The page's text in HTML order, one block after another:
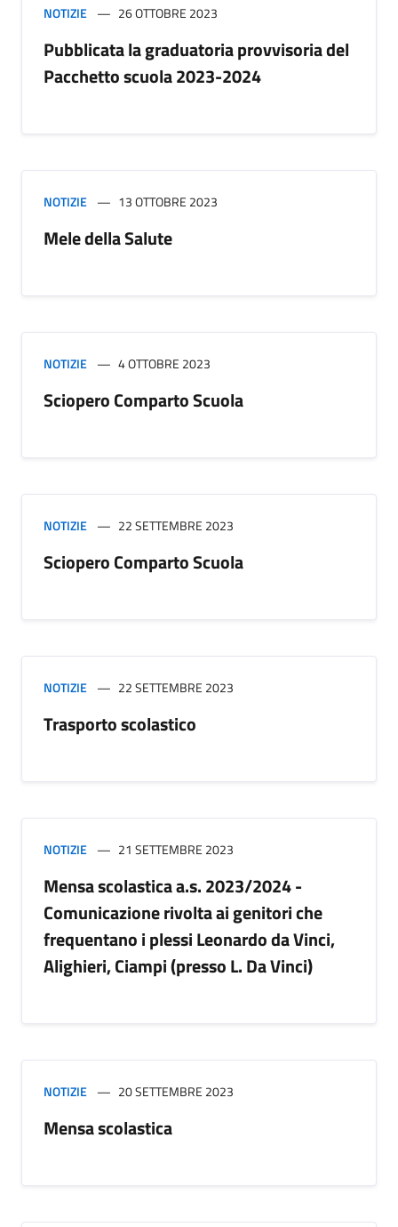
NOTIZIE 26 OTTOBRE 2023
Pubblicata la graduatoria provvisoria del
Pacchetto scuola 2023-2024
NOTIZIE 13 OTTOBRE 2023
Mele della Salute
NOTIZIE 4 OTTOBRE 2023
Sciopero Comparto Scuola
NOTIZIE 22 SETTEMBRE 2023
Sciopero Comparto Scuola
NOTIZIE 22 SETTEMBRE 2023
Trasporto scolastico
NOTIZIE 21 SETTEMBRE 2023
Mensa scolastica a.s. 2023/2024 -
Comunicazione rivolta ai genitori che
frequentano i plessi Leonardo da Vinci,
Alighieri, Ciampi (presso L. Da Vinci)
NOTIZIE 20 SETTEMBRE 2023
Mensa scolastica